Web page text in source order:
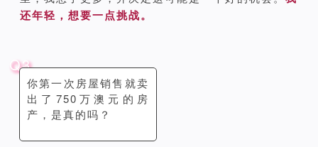
还年轻，想要一点挑战。
Q3
你第一次房屋销售就卖
出了750万澳元的房
产，是真的吗？